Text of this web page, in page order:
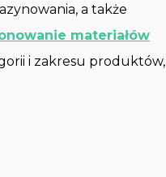
a także
materiałów
i zakresu produktów,